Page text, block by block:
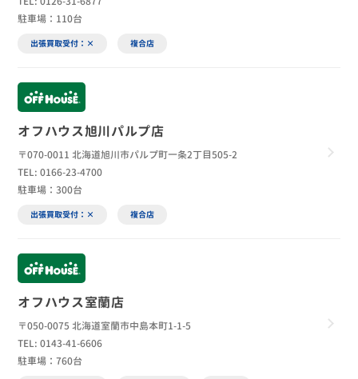
駐車場：110台
出張買取受付：× 複合店
オフハウス旭川パルプ店
〒070-0011 北海道旭川市パルプ町一条2丁目505-2
TEL: 0166-23-4700
駐車場：300台
出張買取受付：× 複合店
オフハウス室蘭店
〒050-0075 北海道室蘭市中島本町1-1-5
TEL: 0143-41-6606
駐車場：760台